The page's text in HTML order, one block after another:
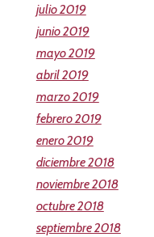
julio 2019
junio 2019
mayo 2019
abril 2019
marzo 2019
febrero 2019
enero 2019
diciembre 2018
noviembre 2018
octubre 2018
septiembre 2018